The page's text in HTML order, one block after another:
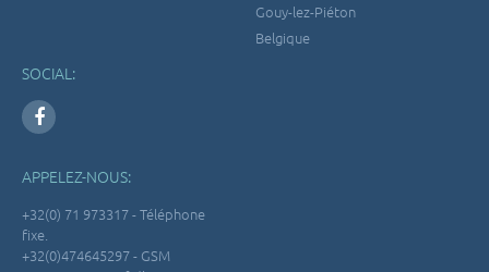
Gouy-lez-Piéton
Belgique
SOCIAL:
APPELEZ-NOUS:
+32(0) 71 973317 - Téléphone
fixe.
+32(0)474645297 - GSM